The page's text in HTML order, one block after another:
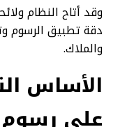
وقد أتاح النظام
دقة تطبيق الرسوم
والملاك.
الأساس
على رسوم